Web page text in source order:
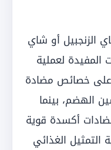
الزنجبيل أو شاي
المفيدة لعملية
على خصائص مضادة
الهضم، بينما
أكسدة قوية
التمثيل الغذائي